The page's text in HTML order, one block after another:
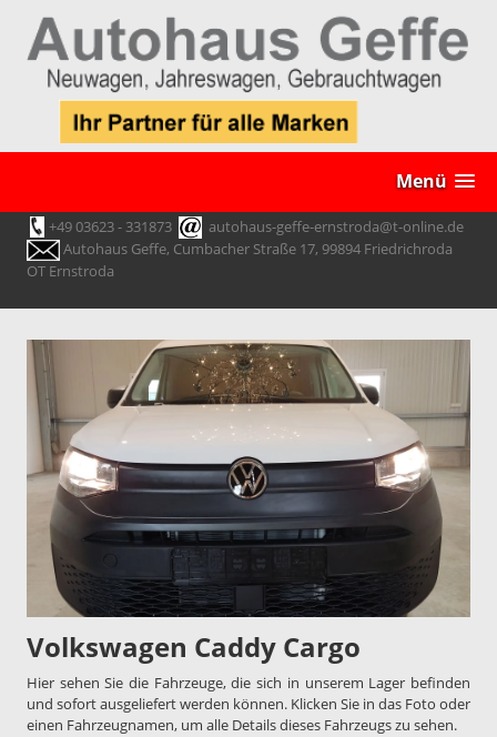
Menü
+49 03623 - 331873
autohaus-geffe-ernstroda@t-online.de
Autohaus Geffe, Cumbacher Straße 17, 99894 Friedrichroda
OT Ernstroda
Volkswagen Caddy Cargo
Hier sehen Sie die Fahrzeuge, die sich in unserem Lager befinden
und sofort ausgeliefert werden können. Klicken Sie in das Foto oder
einen Fahrzeugnamen, um alle Details dieses Fahrzeugs zu sehen.